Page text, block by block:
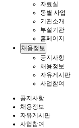
자료실
동별 사업
기관소개
부설기관
홈페이지
채용정보
공지사항
채용정보
자유게시판
사업참여
공지사항
채용정보
자유게시판
사업참여